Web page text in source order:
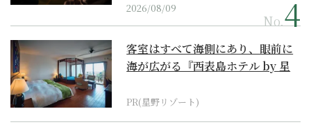
2026/08/09
No.
客室はすべて海側にあり、眼前に
海が広がる『西表島ホテル by 星
PR(星野リゾート)